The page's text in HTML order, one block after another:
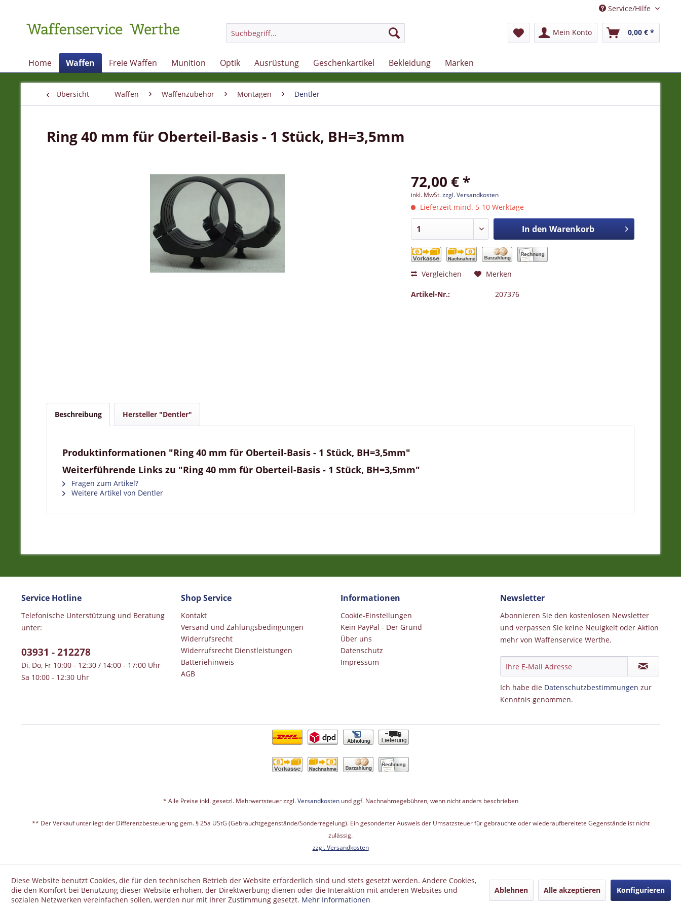
Service/Hilfe
Mein Konto 0,00 € *
Home Waffen Freie Waffen Munition Optik Ausrüstung Geschenkartikel Bekleidung Marken
Übersicht Waffen Waffenzubehör Montagen Dentler
Ring 40 mm für Oberteil-Basis - 1 Stück, BH=3,5mm
72,00 € *
inkl. MwSt.zzgl. Versandkosten
Lieferzeit mind. 5-10 Werktage
In den Warenkorb
Vergleichen Merken
Artikel-Nr.: 207376
Beschreibung Hersteller "Dentler"
Produktinformationen "Ring 40 mm für Oberteil-Basis - 1 Stück, BH=3,5mm"
Weiterführende Links zu "Ring 40 mm für Oberteil-Basis - 1 Stück, BH=3,5mm"
Fragen zum Artikel?
Weitere Artikel von Dentler
Service Hotline
Telefonische Unterstützung und Beratung
unter:
03931 - 212278
Di, Do, Fr 10:00 - 12:30 / 14:00 - 17:00 Uhr
Sa 10:00 - 12:30 Uhr
Shop Service
Kontakt
Versand und Zahlungsbedingungen
Widerrufsrecht
Widerrufsrecht Dienstleistungen
Batteriehinweis
AGB
Informationen
Cookie-Einstellungen
Kein PayPal - Der Grund
Über uns
Datenschutz
Impressum
Newsletter
Abonnieren Sie den kostenlosen Newsletter
und verpassen Sie keine Neuigkeit oder Aktion
mehr von Waffenservice Werthe.
Ich habe die Datenschutzbestimmungen zur
Kenntnis genommen.
* Alle Preise inkl. gesetzl. Mehrwertsteuer zzgl.Versandkostenund ggf. Nachnahmegebühren, wenn nicht anders beschrieben
** Der Verkauf unterliegt der Differenzbesteuerung gem. § 25a UStG (Gebrauchtgegenstände/Sonderregelung). Ein gesonderter Ausweis der Umsatzsteuer für gebrauchte oder wiederaufbereitete Gegenstände ist nicht
zulässig.
zzgl. Versandkosten
Diese Website benutzt Cookies, die für den technischen Betrieb der Website erforderlich sind und stets gesetzt werden. Andere Cookies,
die den Komfort bei Benutzung dieser Website erhöhen, der Direktwerbung dienen oder die Interaktion mit anderen Websites und
sozialen Netzwerken vereinfachen sollen, werden nur mit Ihrer Zustimmung gesetzt. Mehr Informationen
Ablehnen Alle akzeptieren Konfigurieren